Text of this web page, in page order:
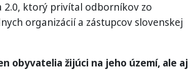
ktorý privítal odborníkov zo
organizácií a zástupcov slovenskej
obyvatelia žijúci na jeho území, ale aj